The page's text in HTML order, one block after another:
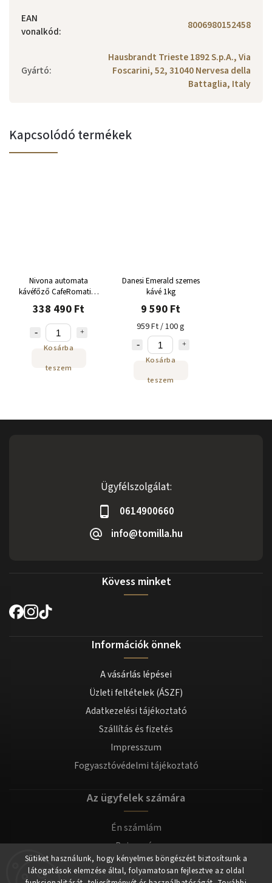
Sütiket használunk, hogy kényelmes böngészést biztosítsunk a
látogatások elemzése által, folyamatosan fejlesztve az oldal
EAN
vonalkód: 8006980152458
Gyártó:
Hausbrandt Trieste 1892 S.p.A., Via
Foscarini, 52, 31040 Nervesa della
Battaglia, Italy
Kapcsolódó termékek
Nivona automata
kávéfőző CafeRomatica
NICR 790 matt
fekete/króm
338 490 Ft
Kosárba
teszem
Danesi Emerald szemes
kávé 1kg
9 590 Ft
959 Ft / 100 g
Kosárba
teszem
Ügyfélszolgálat:
0614900660
info@tomilla.hu
Kövess minket
Információk önnek
A vásárlás lépései
Üzleti feltételek (ÁSZF)
Adatkezelési tájékoztató
Szállítás és fizetés
Impresszum
Fogyasztóvédelmi tájékoztató
Az ügyfelek számára
Én számlám
Bejegyzés
Bejelentkezés